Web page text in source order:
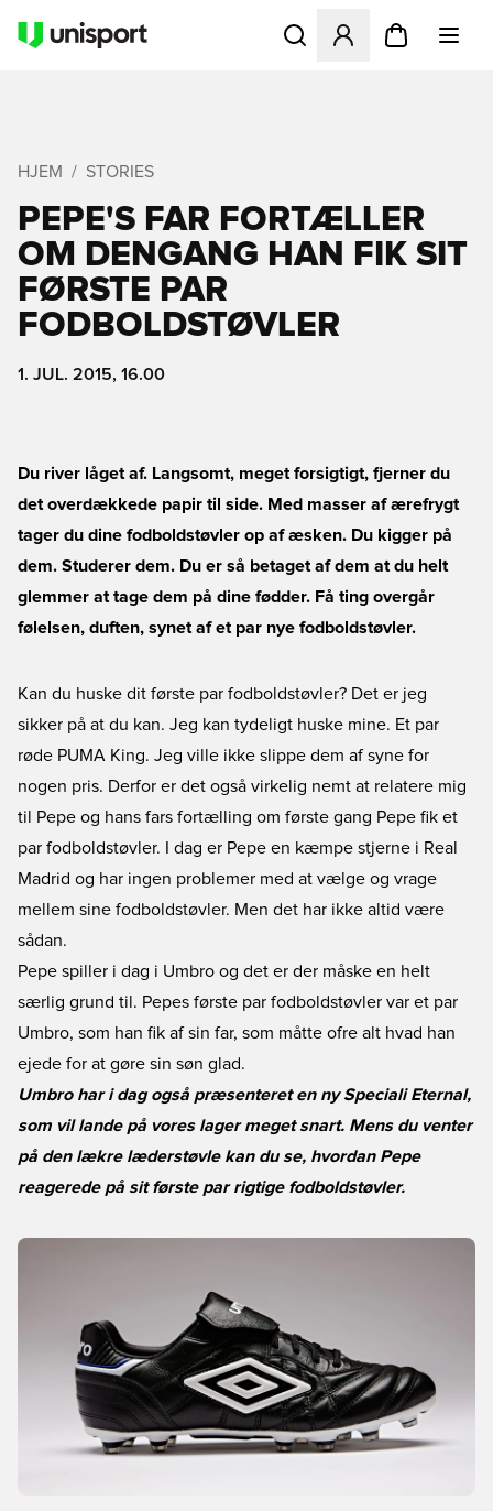
Åbner en Modal til at
HJEM STORIES
PEPE'S FAR FORTÆLLER
OM DENGANG HAN FIK SIT
FØRSTE PAR
FODBOLDSTØVLER
1. JUL. 2015, 16.00
Du river låget af. Langsomt, meget forsigtigt, fjerner du
det overdækkede papir til side. Med masser af ærefrygt
tager du dine fodboldstøvler op af æsken. Du kigger på
dem. Studerer dem. Du er så betaget af dem at du helt
glemmer at tage dem på dine fødder. Få ting overgår
følelsen, duften, synet af et par nye fodboldstøvler.
Kan du huske dit første par fodboldstøvler? Det er jeg
sikker på at du kan. Jeg kan tydeligt huske mine. Et par
røde PUMA King. Jeg ville ikke slippe dem af syne for
nogen pris. Derfor er det også virkelig nemt at relatere mig
til Pepe og hans fars fortælling om første gang Pepe fik et
par fodboldstøvler. I dag er Pepe en kæmpe stjerne i Real
Madrid og har ingen problemer med at vælge og vrage
mellem sine fodboldstøvler. Men det har ikke altid være
sådan.
Pepe spiller i dag i Umbro og det er der måske en helt
særlig grund til. Pepes første par fodboldstøvler var et par
Umbro, som han fik af sin far, som måtte ofre alt hvad han
ejede for at gøre sin søn glad.
Umbro har i dag også præsenteret en ny Speciali Eternal,
som vil lande på vores lager meget snart. Mens du venter
på den lækre læderstøvle kan du se, hvordan Pepe
reagerede på sit første par rigtige fodboldstøvler.